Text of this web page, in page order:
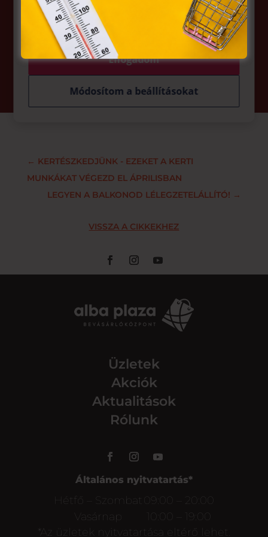
Tovább a játék oldalára
← KERTÉSZKEDJÜNK - EZEKET A KERTI
MUNKÁKAT VÉGEZD EL ÁPRILISBAN
LEGYEN A BALKONOD LÉLEGZETELÁLLÍTÓ! →
VISSZA A CIKKEKHEZ
Üzletek
Akciók
Aktualitások
Rólunk
Általános nyitvatartás*
Hétfő – Szombat
09:00 – 20:00
Vasárnap
10:00 – 19:00
*Az üzletek nyitvatartása eltérő lehet.
felhasználó számítógépén vagy egyéb eszközén történő
tárolásához a felhasználók hozzájárulását kell kérniük.
Elfogadom
Módosítom a beállításokat